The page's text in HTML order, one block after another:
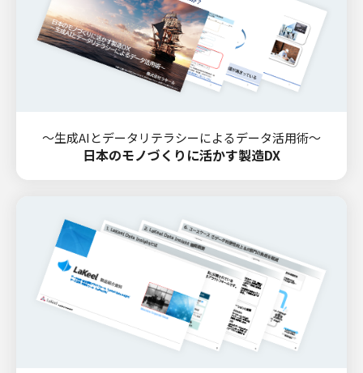
～生成AIとデータリテラシーによるデータ活用術～
日本のモノづくりに活かす製造DX